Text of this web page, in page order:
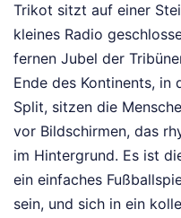
Trikot sitzt auf einer
kleines Radio
fernen Jubel der
Ende des Kontinents, in
Split, sitzen die
vor Bildschirmen, das
im Hintergrund. Es ist
ein einfaches
sein, und sich in ein